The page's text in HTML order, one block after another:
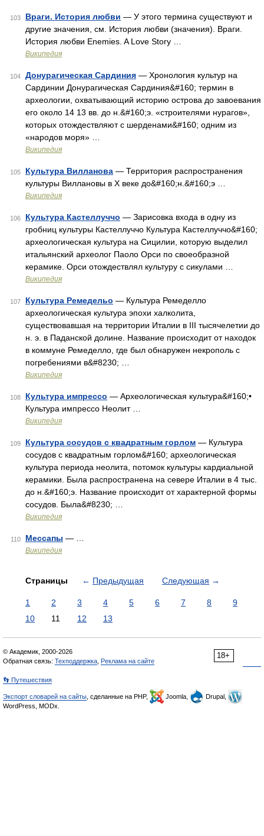
103 Враги. История любви — У этого термина существуют и
другие значения, см. История любви (значения). Враги.
История любви Enemies. A Love Story …
Википедия
104 Донурагическая Сардиния — Хронология культур на
Сардинии Донурагическая Сардиния&#160; термин в
археологии, охватывающий историю острова до завоевания
его около 14 13 вв. до н.&#160;э. «строителями нурагов»,
которых отождествляют с шерденами&#160; одним из
«народов моря» …
Википедия
105 Культура Вилланова — Территория распространения
культуры Виллановы в X веке до&#160;н.&#160;э …
Википедия
106 Культура Кастеллуччо — Зарисовка входа в одну из
гробниц культуры Кастеллуччо Культура Кастеллуччо&#160;
археологическая культура на Сицилии, которую выделил
итальянский археолог Паоло Орси по своеобразной
керамике. Орси отождествлял культуру с сикулами …
Википедия
107 Культура Ремедельо — Культура Ремеделло
археологическая культура эпохи халколита,
существовавшая на территории Италии в III тысячелетии до
н. э. в Паданской долине. Название происходит от находок
в коммуне Ремеделло, где был обнаружен некрополь с
погребениями в&#8230; …
Википедия
108 Культура импрессо — Археологическая культура&#160;•
Культура импрессо Неолит …
Википедия
109 Культура сосудов с квадратным горлом — Культура
сосудов с квадратным горлом&#160; археологическая
культура периода неолита, потомок культуры кардиальной
керамики. Была распространена на севере Италии в 4 тыс.
до н.&#160;э. Название происходит от характерной формы
сосудов. Была&#8230; …
Википедия
110 Мессапы — …
Википедия
Страницы ← Предыдущая Следующая →
1 2 3 4 5 6 7 8
9
10
11 12 13
18+
© Академик, 2000-2026
Обратная связь: Техподдержка Реклама на сайте
👣 Путешествия
Экспорт словарей на сайты , сделанные на PHP, Joomla,
Drupal,
WordPress, MODx.